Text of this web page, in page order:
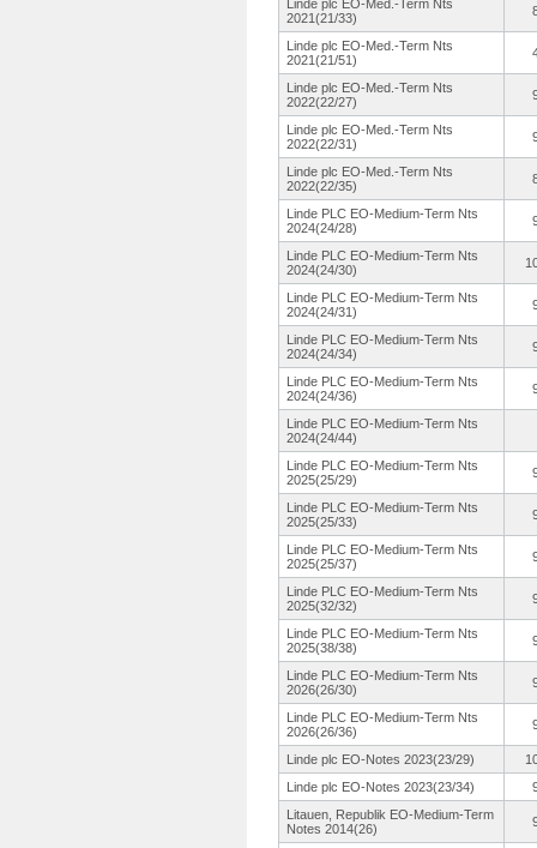
Linde plc EO-Med.-Term Nts
2021(21/33)
Linde plc EO-Med.-Term Nts
2021(21/51)
Linde plc EO-Med.-Term Nts
2022(22/27)
Linde plc EO-Med.-Term Nts
2022(22/31)
Linde plc EO-Med.-Term Nts
2022(22/35)
Linde PLC EO-Medium-Term Nts
2024(24/28)
Linde PLC EO-Medium-Term Nts
2024(24/30)
Linde PLC EO-Medium-Term Nts
2024(24/31)
Linde PLC EO-Medium-Term Nts
2024(24/34)
Linde PLC EO-Medium-Term Nts
2024(24/36)
Linde PLC EO-Medium-Term Nts
2024(24/44)
Linde PLC EO-Medium-Term Nts
2025(25/29)
Linde PLC EO-Medium-Term Nts
2025(25/33)
Linde PLC EO-Medium-Term Nts
2025(25/37)
Linde PLC EO-Medium-Term Nts
2025(32/32)
Linde PLC EO-Medium-Term Nts
2025(38/38)
Linde PLC EO-Medium-Term Nts
2026(26/30)
Linde PLC EO-Medium-Term Nts
2026(26/36)
Linde plc EO-Notes 2023(23/29)
Linde plc EO-Notes 2023(23/34)
Litauen, Republik EO-Medium-Term
Notes 2014(26)